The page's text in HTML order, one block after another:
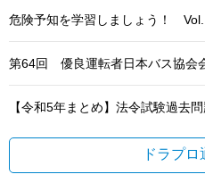
危険予知を学習しましょう！
第64回 優良運転者日本バス協会
【令和5年まとめ】法令試験過去
ドラプロ